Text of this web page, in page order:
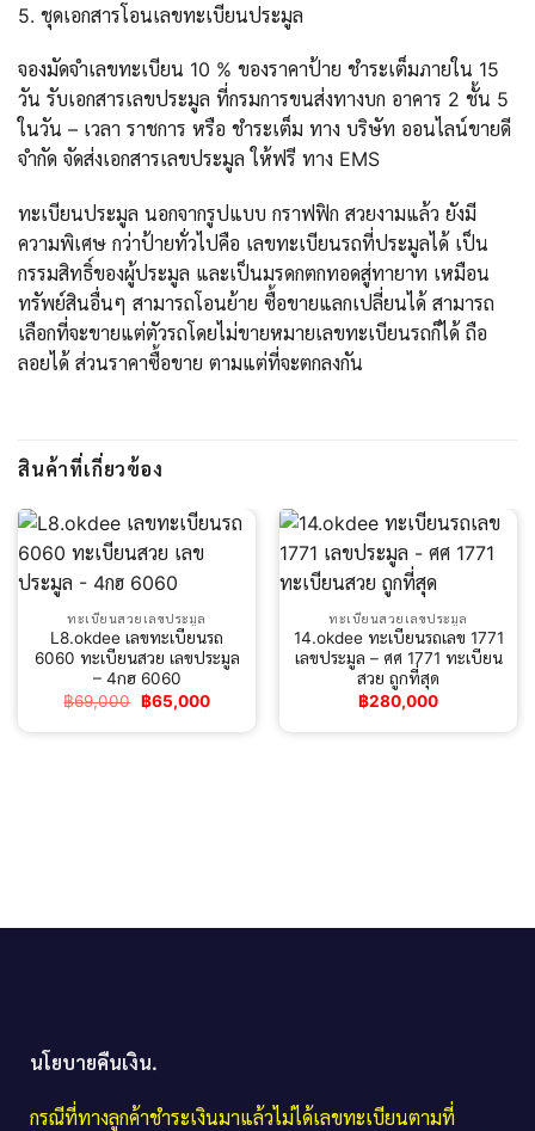
5. ชุดเอกสารโอนเลขทะเบียนประมูล
จองมัดจำเลขทะเบียน 10 % ของราคาป้าย ชำระเต็มภายใน 15
วัน รับเอกสารเลขประมูล ที่กรมการขนส่งทางบก อาคาร 2 ชั้น 5
ในวัน – เวลา ราชการ หรือ ชำระเต็ม ทาง บริษัท ออนไลน์ขายดี
จำกัด จัดส่งเอกสารเลขประมูล ให้ฟรี ทาง EMS
ทะเบียนประมูล นอกจากรูปแบบ กราฟฟิก สวยงามแล้ว ยังมี
ความพิเศษ กว่าป้ายทั่วไปคือ เลขทะเบียนรถที่ประมูลได้ เป็น
กรรมสิทธิ์ของผู้ประมูล และเป็นมรดกตกทอดสู่ทายาท เหมือน
ทรัพย์สินอื่นๆ สามารถโอนย้าย ซื้อขายแลกเปลี่ยนได้ สามารถ
เลือกที่จะขายแต่ตัวรถโดยไม่ขายหมายเลขทะเบียนรถก็ได้ ถือ
ลอยได้ ส่วนราคาซื้อขาย ตามแต่ที่จะตกลงกัน
สินค้าที่เกี่ยวข้อง
ทะเบียนสวยเลขประมูล
L8.okdee เลขทะเบียนรถ
6060 ทะเบียนสวย เลขประมูล
– 4กฮ 6060
฿69,000 Original
price
฿65,000Current
ทะเบียนสวยเลขประมูล
14.okdee ทะเบียนรถเลข 1771
เลขประมูล – ศศ 1771 ทะเบียน
สวย ถูกที่สุด
฿280,000
นโยบายคืนเงิน.
กรณีที่ทางลูกค้าชำระเงินมาแล้วไม่ได้เลขทะเบียนตามที่